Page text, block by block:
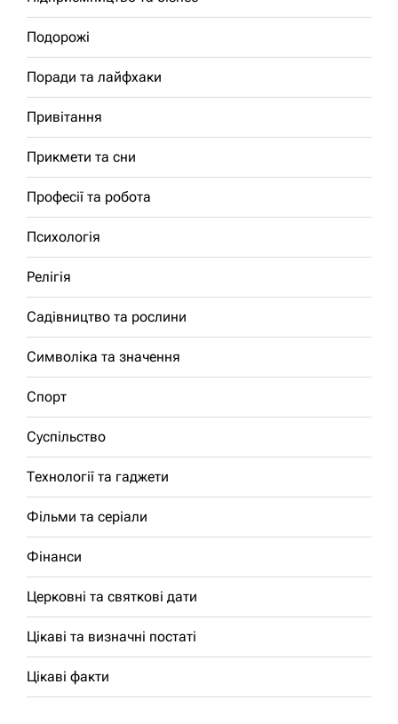
Подорожі
Поради та лайфхаки
Привітання
Прикмети та сни
Професії та робота
Психологія
Релігія
Садівництво та рослини
Символіка та значення
Спорт
Суспільство
Технології та гаджети
Фільми та серіали
Фінанси
Церковні та святкові дати
Цікаві та визначні постаті
Цікаві факти